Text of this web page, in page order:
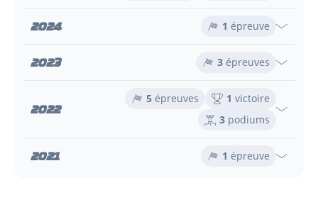
2024 1 épreuve
2023 3 épreuves
2022
5 épreuves 1 victoire
3 podiums
2021 1 épreuve